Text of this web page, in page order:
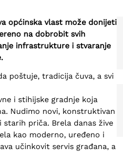
općinska vlast može donijeti
na dobrobit svih
infrastrukture i stvaranje
poštuje, tradicija čuva, a svi
i stihijske gradnje koja
Nudimo novi, konstruktivan
starih priča. Brela danas žive
kao moderno, uređeno i
učinkovit servis građana, a